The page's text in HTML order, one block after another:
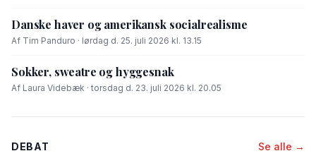
Danske haver og amerikansk socialrealisme
Af Tim Panduro · lørdag d. 25. juli 2026 kl. 13.15
Sokker, sweatre og hyggesnak
Af Laura Videbæk · torsdag d. 23. juli 2026 kl. 20.05
DEBAT Se alle →